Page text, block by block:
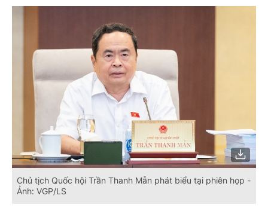
Chủ tịch Quốc hội Trần Thanh Mẫn phát biểu tại phiên họp -
Ảnh: VGP/LS